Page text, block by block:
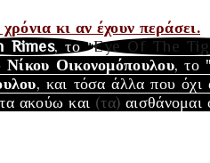
κι αν έχουν περάσει.
Rimes, το "Eye Of The
Νίκου Οικονομόπουλου, το "
, και τόσα άλλα που όχι
ακούω και (τα)